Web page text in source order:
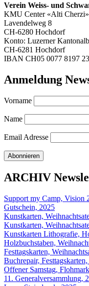
Verein Weiss- und
KMU Center «Alti Cherzi»
Lavendelweg 8
CH-6280 Hochdorf
Konto: Luzerner
CH-6281 Hochdorf
IBAN CH05 0077 8197
Anmeldung
Vorname
Name
Email Adresse
ARCHIV
Support my Camp, Vision
Gutschein, 2025
Kunstkarten,
Kunstkarten,
Kunstkarten Lithografie,
Holzbuchstaben,
Festtagskarten,
Buchrepair,
Offener Samstag,
11. Generalversammlung,